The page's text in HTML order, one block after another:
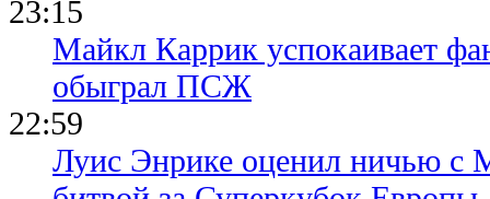
23:15
Майкл Каррик успокаивает
обыграл ПСЖ
22:59
Луис Энрике оценил ничью с